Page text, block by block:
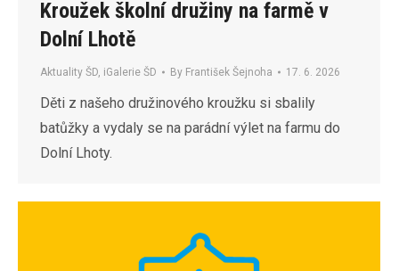
Kroužek školní družiny na farmě v
Dolní Lhotě
Aktuality ŠD iGalerie ŠD By František Šejnoha 17. 6. 2026
Děti z našeho družinového kroužku si sbalily
batůžky a vydaly se na parádní výlet na farmu do
Dolní Lhoty.